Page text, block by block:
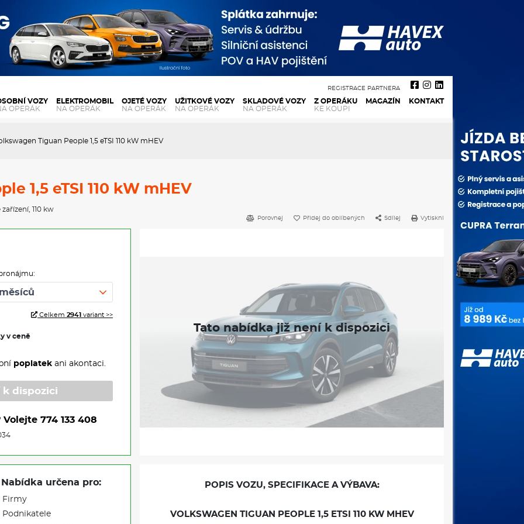
VOZY
OPERÁK
ELEKTROMOBIL
NA OPERÁK
OJETÉ VOZY
NA OPERÁK
UŽITKOVÉ VOZY
NA OPERÁK
SKLADOVÉ VOZY
NA OPERÁK
Z OPERÁKU
KE KOUPI
MAGAZÍN KONTAKT
REGISTRACE PARTNERA
Tiguan People 1,5 eTSI 110 kW mHEV
1,5 eTSI 110 kW mHEV
zařízení, 110 kw
Porovnej Přidej do oblíbených Sdílej Vytiskni
Celkem 2941 variant >>
v ceně
poplatekani akontaci.
k dispozici
Volejte 774 133 408
Nabídka určena pro:
Firmy
Podnikatele
POPIS VOZU, SPECIFIKACE A VÝBAVA:
VOLKSWAGEN TIGUAN PEOPLE 1,5 ETSI 110 KW MHEV